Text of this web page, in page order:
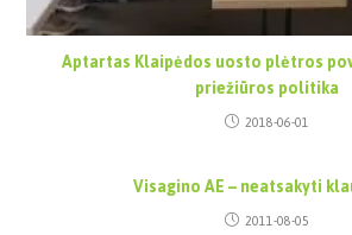
Aptartas Klaipėdos uosto plėtros
priežiūros politika
2018-06-01
Visagino AE – neatsakyti
2011-08-05